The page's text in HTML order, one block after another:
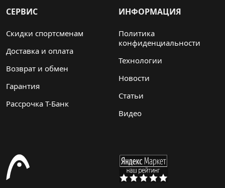
СЕРВИС
Скидки спортсменам
Доставка и оплата
Возврат и обмен
Гарантия
Рассрочка Т-Банк
ИНФОРМАЦИЯ
Политика
конфиденциальности
Технологии
Новости
Статьи
Видео